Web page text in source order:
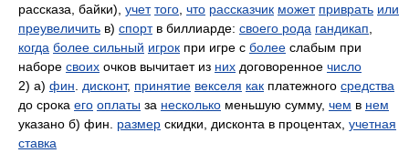
рассказа, байки), учет того что рассказчик может приврать или
преувеличить в) спортв биллиарде: своего рода гандикап
когда более сильный игрок при игре с более слабым при
наборе своих очков вычитает из них договоренное число
2) а) фин дисконт, принятие векселя как платежного средства
до срока его оплаты за несколько меньшую сумму, чем в нем
указано б) фин. размер скидки, дисконта в процентах, учетная
ставка